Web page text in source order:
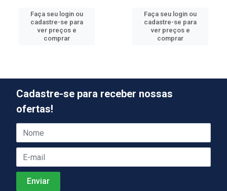
Faça seu login ou
cadastre-se para
ver preços e
comprar
Faça seu login ou
cadastre-se para
ver preços e
comprar
Cadastre-se para receber nossas
ofertas!